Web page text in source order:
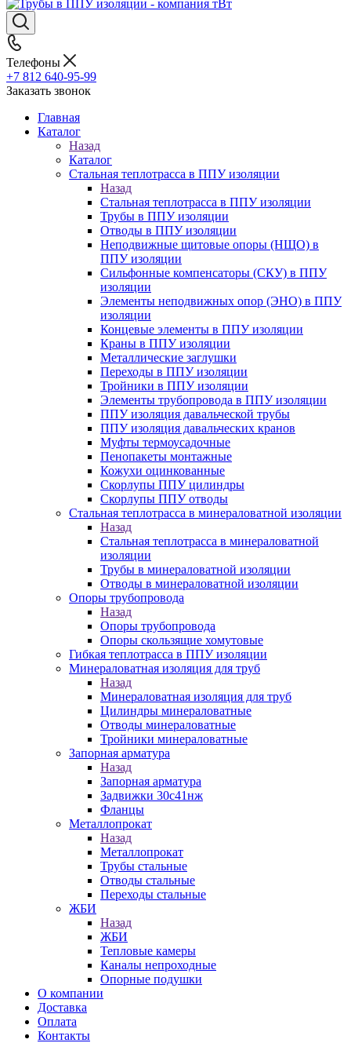
Телефоны
+7 812 640-95-99
Заказать звонок
Главная
Каталог
Назад
Каталог
Стальная теплотрасса в ППУ изоляции
Назад
Стальная теплотрасса в ППУ изоляции
Трубы в ППУ изоляции
Отводы в ППУ изоляции
Неподвижные щитовые опоры (НЩО) в
ППУ изоляции
Cильфонные компенсаторы (СКУ) в ППУ
изоляции
Элементы неподвижных опор (ЭНО) в ППУ
изоляции
Концевые элементы в ППУ изоляции
Краны в ППУ изоляции
Металлические заглушки
Переходы в ППУ изоляции
Тройники в ППУ изоляции
Элементы трубопровода в ППУ изоляции
ППУ изоляция давальческой трубы
ППУ изоляция давальческих кранов
Муфты термоусадочные
Пенопакеты монтажные
Кожухи оцинкованные
Скорлупы ППУ цилиндры
Скорлупы ППУ отводы
Стальная теплотрасса в минераловатной изоляции
Назад
Стальная теплотрасса в минераловатной
изоляции
Трубы в минераловатной изоляции
Отводы в минераловатной изоляции
Опоры трубопровода
Назад
Опоры трубопровода
Опоры скользящие хомутовые
Гибкая теплотрасса в ППУ изоляции
Минераловатная изоляция для труб
Назад
Минераловатная изоляция для труб
Цилиндры минераловатные
Отводы минераловатные
Тройники минераловатные
Запорная арматура
Назад
Запорная арматура
Задвижки 30с41нж
Фланцы
Металлопрокат
Назад
Металлопрокат
Трубы стальные
Отводы стальные
Переходы стальные
ЖБИ
Назад
ЖБИ
Тепловые камеры
Каналы непроходные
Опорные подушки
О компании
Доставка
Оплата
Контакты